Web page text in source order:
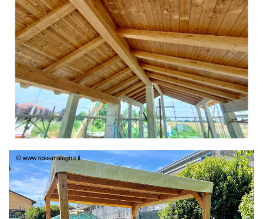
TETTO IN ABETE LAMELLARE PRETAGLIATO